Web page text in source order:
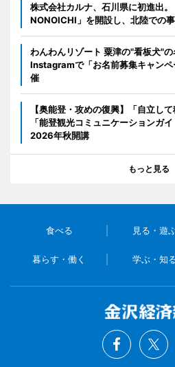
株式会社カルナ、石川県に初進出
NONOICHI」を開設し、北陸での
わんわんリゾート 粟津の"看板犬"
Instagramで「お名前募集キャン
催
【奥能登・攻めの復興】「自立し
「能登観光コミュニケーションガ
2026年秋開講
もっと見る
食べる 見る・遊
暮らす・働く 学ぶ・知